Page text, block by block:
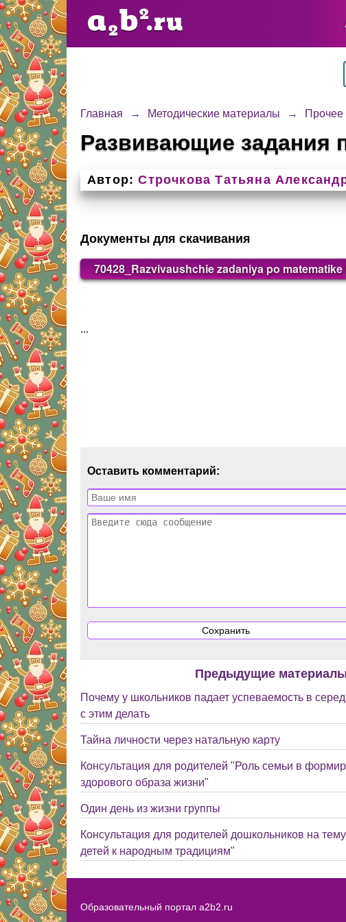
Главная → Методические материалы → Прочее
Развивающие задания
Автор: Строчкова Татьяна
Документы для скачивания
70428_Razvivaushchie zadaniya po
...
Оставить комментарий:
Предыдущие
Почему у школьников падает успеваемость в
с этим делать
Тайна личности через натальную карту
Консультация для родителей "Роль семьи в
здорового образа жизни"
Один день из жизни группы
Консультация для родителей дошкольников на
детей к народным традициям"
Образовательный портал a2b2.ru